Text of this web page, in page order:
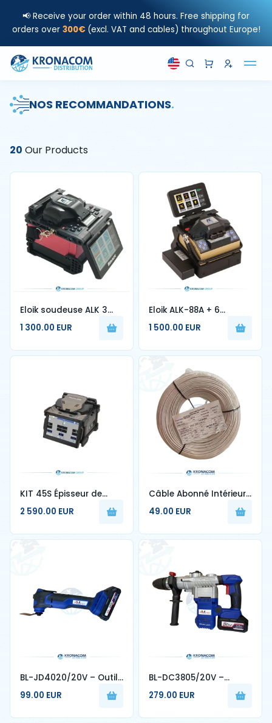
📢 Receive your order within 48 hours. Free shipping for
orders over 300€ (excl. VAT and cables) throughout Europe!
NOS RECOMMANDATIONS.
20 Our Products
Eloik soudeuse ALK 3
Technologie allemande
Fusion épisseuse ALK-
épissage Machine
1 300.00 EUR
Eloik ALK-88A + 6
moteurs 7sec épissage
rapide, kit de soudeurs
optique, machine
1 500.00 EUR
KIT 45S Épisseur de
fusion Fujikura 45S +
Cutter de précision CT-
2 590.00 EUR
Câble Abonné Intérieur
1FO Blanc G657A2 250m
49.00 EUR
BL-JD4020/20V – Outil
Multifonction Sans Fil
20V - 4MPRO
99.00 EUR
BL-DC3805/20V –
Perforateur Sans Fil 20V
8.0Ah - 4MPRO
279.00 EUR